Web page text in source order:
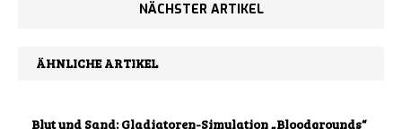
NÄCHSTER ARTIKEL
ÄHNLICHE ARTIKEL
Blut und Sand: Gladiatoren-Simulation „Bloodgrounds“